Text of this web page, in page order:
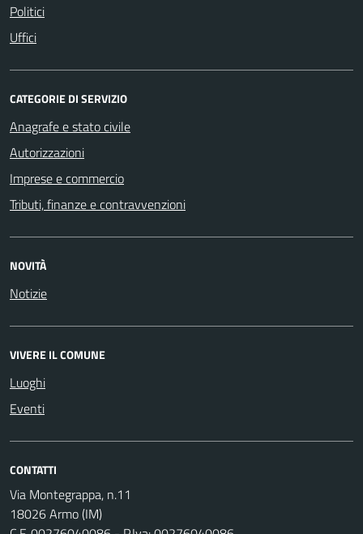
Politici
Uffici
CATEGORIE DI SERVIZIO
Anagrafe e stato civile
Autorizzazioni
Imprese e commercio
Tributi, finanze e contravvenzioni
NOVITÀ
Notizie
VIVERE IL COMUNE
Luoghi
Eventi
CONTATTI
Via Montegrappa, n.11
18026 Armo (IM)